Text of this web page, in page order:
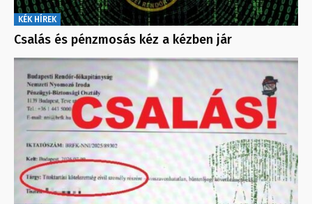
KÉK HÍREK
Csalás és pénzmosás kéz a kézben jár